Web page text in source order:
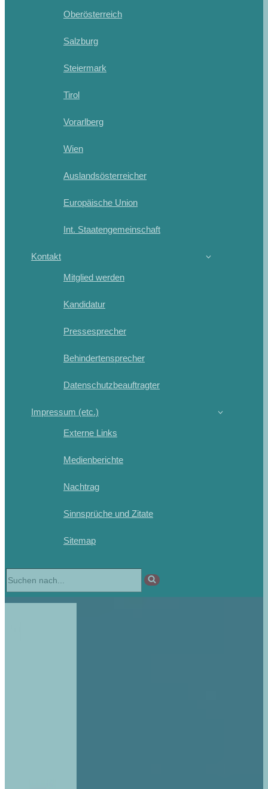
Oberösterreich
Salzburg
Steiermark
Tirol
Vorarlberg
Wien
Auslandsösterreicher
Europäische Union
Int. Staatengemeinschaft
Kontakt
Mitglied werden
Kandidatur
Pressesprecher
Behindertensprecher
Datenschutzbeauftragter
Impressum (etc.)
Externe Links
Medienberichte
Nachtrag
Sinnsprüche und Zitate
Sitemap